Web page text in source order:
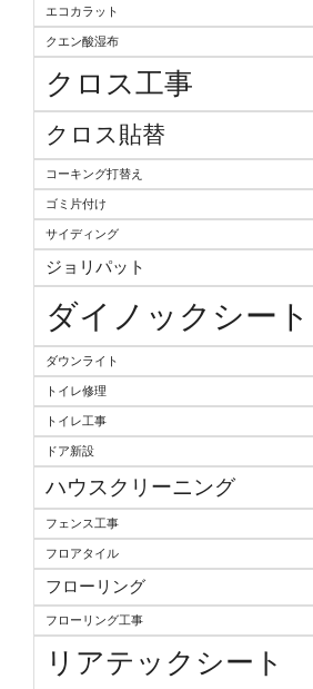
エコカラット
クエン酸湿布
クロス工事
クロス貼替
コーキング打替え
ゴミ片付け
サイディング
ジョリパット
ダイノックシート
ダウンライト
トイレ修理
トイレ工事
ドア新設
ハウスクリーニング
フェンス工事
フロアタイル
フローリング
フローリング工事
リアテックシート